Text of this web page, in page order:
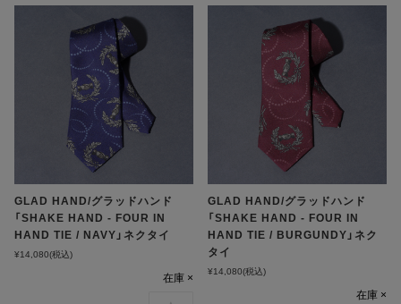
GLAD HAND/グラッドハンド
「SHAKE HAND - FOUR IN
HAND TIE / NAVY」ネクタイ
¥14,080(税込)
在庫 ×
GLAD HAND/グラッドハンド
「SHAKE HAND - FOUR IN
HAND TIE / BURGUNDY」ネク
タイ
¥14,080(税込)
在庫 ×